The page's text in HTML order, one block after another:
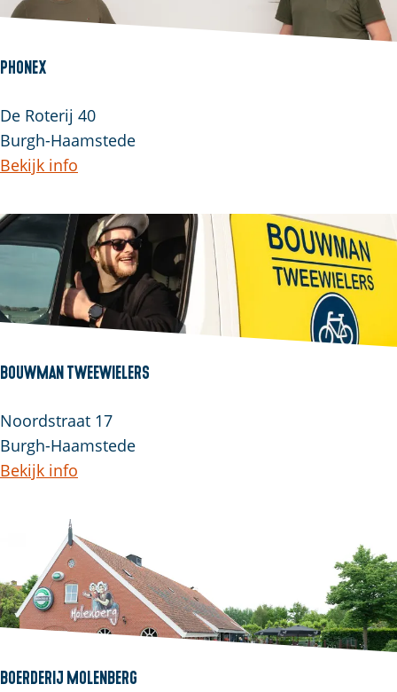
Phonex
De Roterij 40
Burgh-Haamstede
Bekijk info
Bouwman Tweewielers
Noordstraat 17
Burgh-Haamstede
Bekijk info
Boerderij Molenberg